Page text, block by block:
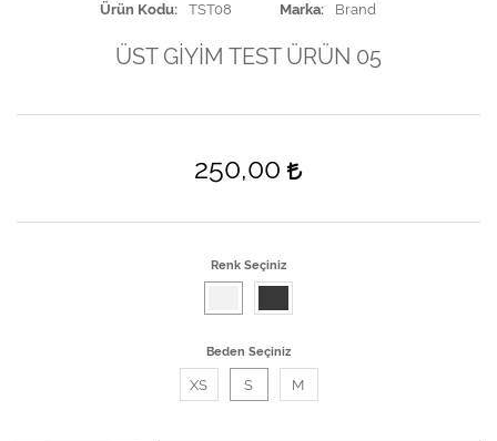
Ürün Kodu TST08 Marka Brand
ÜST GİYİM TEST ÜRÜN 05
250,00
Renk Seçiniz
Beden Seçiniz
XS S M